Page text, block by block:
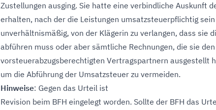
Zustellungen ausging. Sie hatte eine verbindliche Auskunft
erhalten, nach der die Leistungen umsatzsteuerpflichtig
unverhältnismäßig, von der Klägerin zu verlangen, dass sie
abführen muss oder aber sämtliche Rechnungen, die sie den
vorsteuerabzugsberechtigten Vertragspartnern ausgestellt
um die Abführung der Umsatzsteuer zu vermeiden.
Hinweise: Gegen das Urteil ist
Revision beim BFH eingelegt worden. Sollte der BFH das